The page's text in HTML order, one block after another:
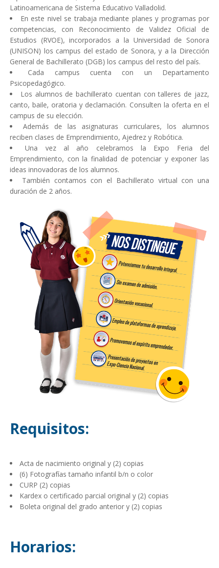
Latinoamericana de Sistema Educativo Valladolid.
En este nivel se trabaja mediante planes y programas por
competencias, con Reconocimiento de Validez Oficial de
Estudios (RVOE), incorporados a la Universidad de Sonora
(UNISON) los campus del estado de Sonora, y a la Dirección
General de Bachillerato (DGB) los campus del resto del país.
Cada campus cuenta con un Departamento
Psicopedagógico.
Los alumnos de bachillerato cuentan con talleres de jazz,
canto, baile, oratoria y declamación. Consulten la oferta en el
campus de su elección.
Además de las asignaturas curriculares, los alumnos
reciben clases de Emprendimiento, Ajedrez y Robótica.
Una vez al año celebramos la Expo Feria del
Emprendimiento, con la finalidad de potenciar y exponer las
ideas innovadoras de los alumnos.
También contamos con el Bachillerato virtual con una
duración de 2 años.
Requisitos:
Acta de nacimiento original y (2) copias
(6) Fotografías tamaño infantil b/n o color
CURP (2) copias
Kardex o certificado parcial original y (2) copias
Boleta original del grado anterior y (2) copias
Horarios: